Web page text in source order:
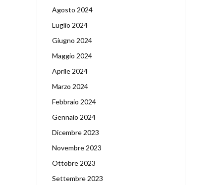
Agosto 2024
Luglio 2024
Giugno 2024
Maggio 2024
Aprile 2024
Marzo 2024
Febbraio 2024
Gennaio 2024
Dicembre 2023
Novembre 2023
Ottobre 2023
Settembre 2023